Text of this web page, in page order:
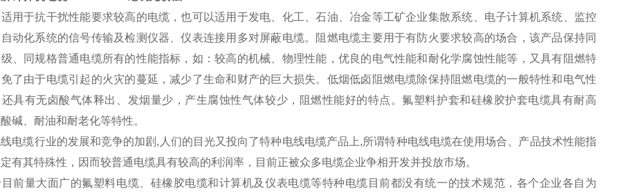
用于抗干扰性能要求较高的电缆，也可以适用于发电、化工、石油、冶金等工矿企业集散系统、电子计算机系统、监控
动化系统的信号传输及检测仪器、仪表连接用多对屏蔽电缆。阻燃电缆主要用于有防火要求较高的场合，该产品保持同
、同规格普通电缆所有的性能指标，如：较高的机械、物理性能，优良的电气性能和耐化学腐蚀性能等，又具有阻燃特
了由于电缆引起的火灾的蔓延，减少了生命和财产的巨大损失。低烟低卤阻燃电缆除保持阻燃电缆的一般特性和电气性
具有无卤酸气体释出、发烟量少，产生腐蚀性气体较少，阻燃性能好的特点。氟塑料护套和硅橡胶护套电缆具有耐高
碱、耐油和耐老化等特性。
电缆行业的发展和竞争的加剧,人们的目光又投向了特种电线电缆产品上,所谓特种电线电缆在使用场合、产品技术性能指
有其特殊性，因而较普通电缆具有较高的利润率，目前正被众多电缆企业争相开发并投放市场。
前量大面广的氟塑料电缆、硅橡胶电缆和计算机及仪表电缆等特种电缆目前都没有统一的技术规范，各个企业各自为